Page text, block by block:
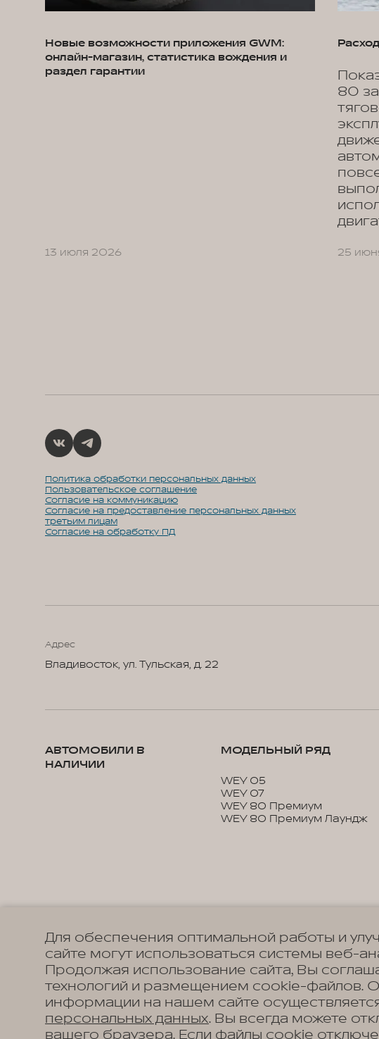
Новые возможности приложения GWM:
онлайн-магазин, статистика вождения и
раздел гарантии
13 июля 2026
80
25
Политика обработки персональных данных
Пользовательское соглашение
Согласие на коммуникацию
Согласие на предоставление персональных данных
третьим лицам
Согласие на обработку ПД
Адрес
Владивосток, ул. Тульская, д. 22
АВТОМОБИЛИ В
НАЛИЧИИ
МОДЕЛЬНЫЙ РЯД
WEY 05
WEY 07
WEY 80 Премиум
WEY 80 Премиум Лаундж
Для обеспечения оптимальной работы и
сайте могут использоваться системы веб-
Продолжая использование сайта, Вы
технологий и размещением cookie-файлов.
информации на нашем сайте
персональных данных. Вы всегда можете
вашего браузера. Если файлы cookie